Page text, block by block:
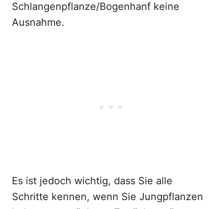
Schlangenpflanze/Bogenhanf keine
Ausnahme.
Es ist jedoch wichtig, dass Sie alle
Schritte kennen, wenn Sie Jungpflanzen